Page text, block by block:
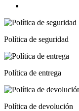
Política de seguridad
Política de entrega
Política de devolución